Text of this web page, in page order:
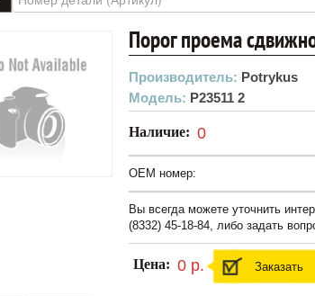
Порог проема
Производитель: Potrykus
Модель: P23511 2
Наличие: 0
OEM номер:
Вы всегда можете уточнить
(8332) 45-18-84, либо задать
Цена: 0 р. Заказать